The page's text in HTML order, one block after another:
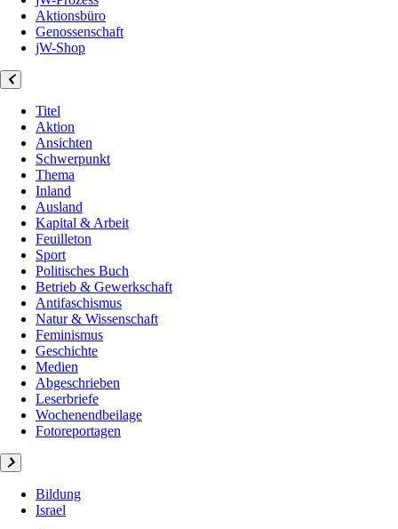
Aktionsbüro
Genossenschaft
jW-Shop
Titel
Aktion
Ansichten
Schwerpunkt
Thema
Inland
Ausland
Kapital & Arbeit
Feuilleton
Sport
Politisches Buch
Betrieb & Gewerkschaft
Antifaschismus
Natur & Wissenschaft
Feminismus
Geschichte
Medien
Abgeschrieben
Leserbriefe
Wochenendbeilage
Fotoreportagen
Bildung
Israel